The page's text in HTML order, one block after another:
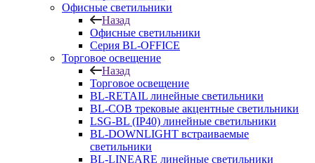
Офисные светильники
Назад
Офисные светильники
Серия BL-OFFICE
Торговое освещение
Назад
Торговое освещение
BL-RETAIL линейные светильники
BL-COB трековые акцентные светильники
LSG-BL (IP40) линейные светильники
BL-DOWNLIGHT встраиваемые
светильники
BL-LINEARE линейные светильники